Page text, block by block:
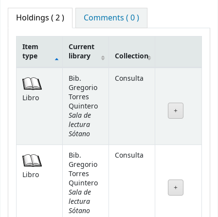
Holdings ( 2 ) Comments ( 0 )
Item
type
Current
library
Collection
Libro
Bib.
Gregorio
Torres
Quintero
Sala de
lectura
Sótano
Consulta
Libro
Bib.
Gregorio
Torres
Quintero
Sala de
lectura
Sótano
Consulta